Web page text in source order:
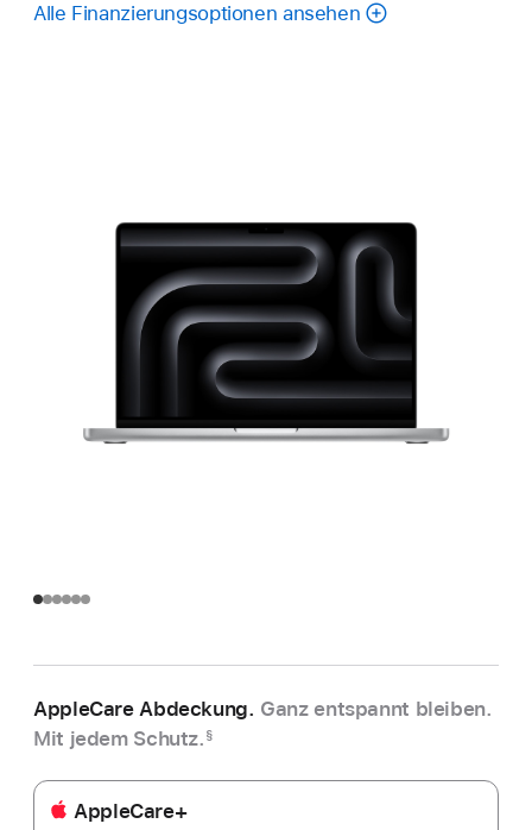
Alle Finanzierungsoptionen ansehen
AppleCare Abdeckung. Ganz entspannt bleiben.
Mit jedem Schutz. §
AppleCare+